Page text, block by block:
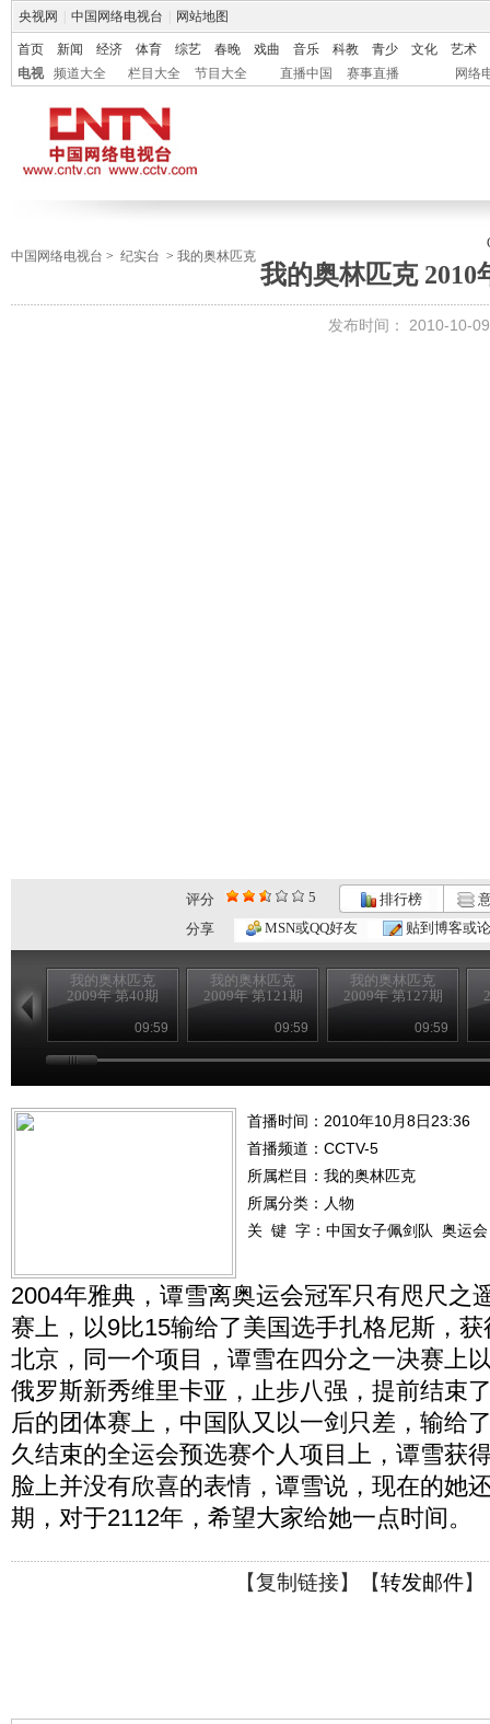
央视网 中国网络电视台 网站地图
首页 新闻 经济 体育 综艺 春晚 戏曲 音乐 科教 青少 文化
艺术
电视
频道大全 栏目大全 节目大全 直播中国 赛事直播 网络
中国网络电视台 > 纪实台 > 我的奥林匹克
我的奥林匹克 2010
发布时间： 2010-10-
评分 5 排行榜
分享
MSN或QQ好友 贴到博客或
我的奥林匹克
2009年 第40期
09:59
我的奥林匹克
2009年 第121期
09:59
我的奥林匹克
2009年 第127期
09:59
首播时间：2010年10月8日23:36
首播频道： CCTV-5
所属栏目： 我的奥林匹克
所属分类：人物
关 键 字： 中国女子佩剑队 奥运会
2004年雅典，谭雪离奥运会冠军只有咫尺之
赛上，以9比15输给了美国选手扎格尼斯，
北京，同一个项目，谭雪在四分之一决赛上
俄罗斯新秀维里卡亚，止步八强，提前结束
后的团体赛上，中国队又以一剑只差，输给
久结束的全运会预选赛个人项目上，谭雪获
脸上并没有欣喜的表情，谭雪说，现在的她
期，对于2112年，希望大家给她一点时间。
【复制链接】【转发邮件】